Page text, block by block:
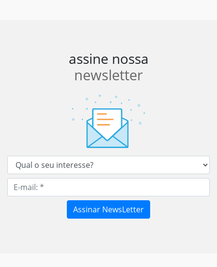
assine nossa
newsletter